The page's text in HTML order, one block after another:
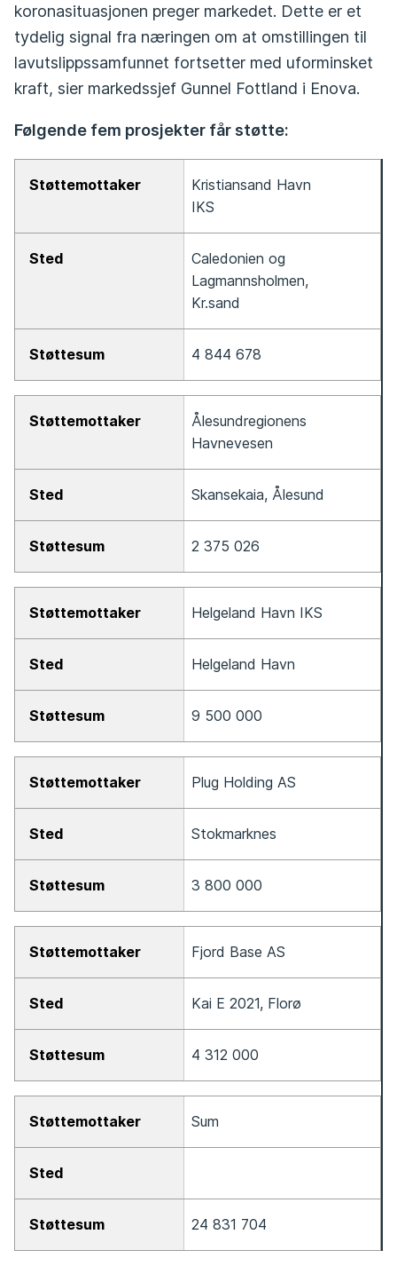
koronasituasjonen preger markedet. Dette er et
tydelig signal fra næringen om at omstillingen til
lavutslippssamfunnet fortsetter med uforminsket
kraft, sier markedssjef Gunnel Fottland i Enova.
Følgende fem prosjekter får støtte:
Støttemottaker
Støttesum
Kristiansand Havn
IKS
Caledonien og
Lagmannsholmen,
Kr.sand
4 844 678
Ålesundregionens
Havnevesen
Skansekaia, Ålesund
2 375 026
Helgeland Havn IKS
Helgeland Havn
9 500 000
Plug Holding AS
Stokmarknes
3 800 000
Fjord Base AS
Kai E 2021, Florø
4 312 000
Sum
24 831 704